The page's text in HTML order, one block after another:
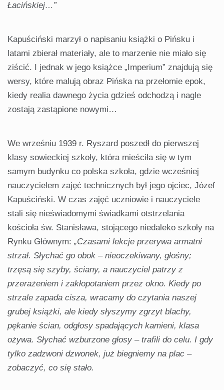
Łacińskiej…”
Kapuściński marzył o napisaniu książki o Pińsku i
latami zbierał materiały, ale to marzenie nie miało się
ziścić. I jednak w jego książce „Imperium” znajdują się
wersy, które malują obraz Pińska na przełomie epok,
kiedy realia dawnego życia gdzieś odchodzą i nagle
zostają zastąpione nowymi…
We wrześniu 1939 r. Ryszard poszedł do pierwszej
klasy sowieckiej szkoły, która mieściła się w tym
samym budynku co polska szkoła, gdzie wcześniej
nauczycielem zajęć technicznych był jego ojciec, Józef
Kapuściński. W czas zajęć uczniowie i nauczyciele
stali się nieświadomymi świadkami otstrzelania
kościoła św. Stanisława, stojącego niedaleko szkoły na
Rynku Głównym: „Czasami lekcje przerywa armatni
strzał. Słychać go obok – nieoczekiwany, głośny;
trzęsą się szyby, ściany, a nauczyciel patrzy z
przerażeniem i zakłopotaniem przez okno. Kiedy po
strzale zapada cisza, wracamy do czytania naszej
grubej książki, ale kiedy słyszymy zgrzyt blachy,
pękanie ścian, odgłosy spadających kamieni, klasa
ożywa. Słychać wzburzone głosy – trafili do celu. I gdy
tylko zadzwoni dzwonek, już biegniemy na plac –
zobaczyć, co się stało.